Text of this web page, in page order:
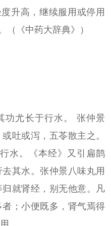
升高，继续服用或停用
（《中药大辞典》）
功尤长于行水。 张仲景
吐或泻，五苓散主之。
水。《本经》又引扁鹊
其水。张仲景八味丸用
就肾经，别无他意。凡
；小便既多，肾气焉得